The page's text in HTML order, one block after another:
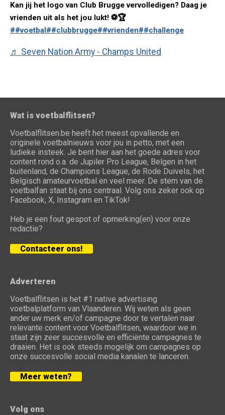
Kan jij het logo van Club Brugge vervolledigen? Daag je
vrienden uit als het jou lukt! ⚽️🏆
##voetbal##clubbrugge##vrienden##challenge
♬ Seven Nation Army - Champs United
Wat is voetbalflitsen?
Voetbalflitsen.be heeft het meest opvallende en
originele voetbalnieuws voor jou in petto, met een
ludieke insteek. Je bent hier aan het goede adres voor
content rond o.a. de Jupiler Pro League, Belgen in het
buitenland, de Champions League, de Rode Duivels, het
Belgisch amateurvoetbal en veel meer. De stem van de
voetbalfan staat bij ons centraal. Volg ons zeker ook op
Facebook, X, Instagram en TikTok!
Heb je een fout gespot of opmerking(en) voor onze
redactie?
Contacteer ons!
Adverteren
Voetbalflitsen is het #1 native advertising
voetbalplatform van Vlaanderen. Wij weten als geen
ander uw merk en/of campagne door te vertalen naar
relevante content voor Voetbalflitsen, waardoor we in
staat zijn zeer succesvolle en efficiënte campagnes te
draaien. Het is ook steeds mogelijk om campagnes op
onze succesvolle social media kanalen te lanceren.
Meer weten?
Volg ons